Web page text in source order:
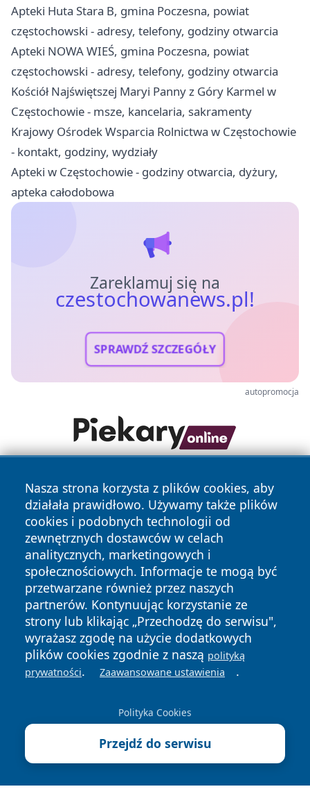
Apteki Huta Stara B, gmina Poczesna, powiat
częstochowski - adresy, telefony, godziny otwarcia
Apteki NOWA WIEŚ, gmina Poczesna, powiat
częstochowski - adresy, telefony, godziny otwarcia
Kościół Najświętszej Maryi Panny z Góry Karmel w
Częstochowie - msze, kancelaria, sakramenty
Krajowy Ośrodek Wsparcia Rolnictwa w Częstochowie
- kontakt, godziny, wydziały
Apteki w Częstochowie - godziny otwarcia, dyżury,
apteka całodobowa
Zareklamuj się na
czestochowanews.pl!
SPRAWDŹ SZCZEGÓŁY
autopromocja
Nasza strona korzysta z plików cookies, aby
działała prawidłowo. Używamy także plików
cookies i podobnych technologii od
zewnętrznych dostawców w celach
analitycznych, marketingowych i
społecznościowych. Informacje te mogą być
przetwarzane również przez naszych
partnerów. Kontynuując korzystanie ze
strony lub klikając „Przechodzę do serwisu",
wyrażasz zgodę na użycie dodatkowych
plików cookies zgodnie z naszą polityką
prywatności. Zaawansowane ustawienia .
Polityka Cookies
Przejdź do serwisu
Copyright © 2026 czestochowanews.pl Wszystkie prawa
zastrzeżone.
News Autorzy
Polityka
Prywatności
Polityka
Cookies
cześć